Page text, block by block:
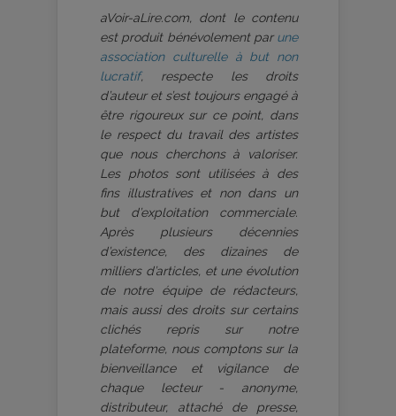
aVoir-aLire.com, dont le contenu
est produit bénévolement par une
association culturelle à but non
lucratif, respecte les droits
d’auteur et s’est toujours engagé à
être rigoureux sur ce point, dans
le respect du travail des artistes
que nous cherchons à valoriser.
Les photos sont utilisées à des
fins illustratives et non dans un
but d’exploitation commerciale.
Après plusieurs décennies
d’existence, des dizaines de
milliers d’articles, et une évolution
de notre équipe de rédacteurs,
mais aussi des droits sur certains
clichés repris sur notre
plateforme, nous comptons sur la
bienveillance et vigilance de
chaque lecteur - anonyme,
distributeur, attaché de presse,